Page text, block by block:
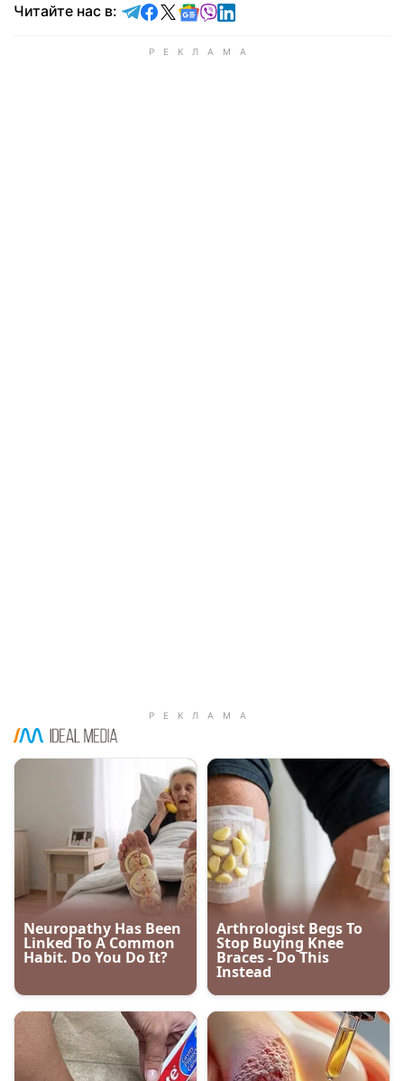
Читайте нас в: Читайте в Telegram
Читайте в Facebook
Читайте в X
Читайте в Google news
Читайте в Viber
Читайте в LinkedIn